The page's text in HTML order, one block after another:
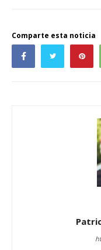
Comparte esta noticia